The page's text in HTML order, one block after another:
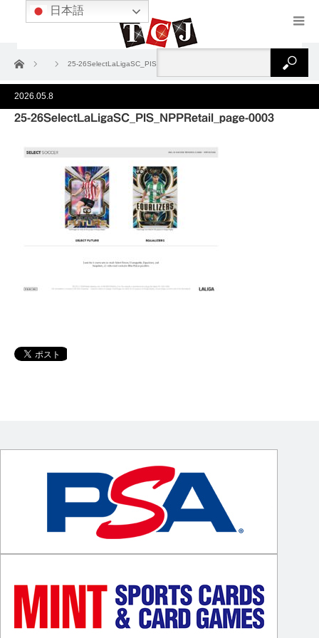
ホーム 25-26SelectLaLigaSC_PIS_NPPRetail_page-0003
2026.05.8
25-26SelectLaLigaSC_PIS_NPPRetail_page-0003
日本語